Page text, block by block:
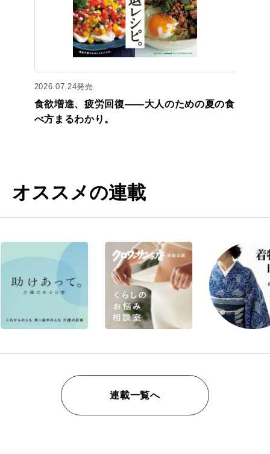
2026.07.24発売
食欲増進、疲労回復——大人のための夏の食
べ方まるわかり。
オススメの連載
連載一覧へ